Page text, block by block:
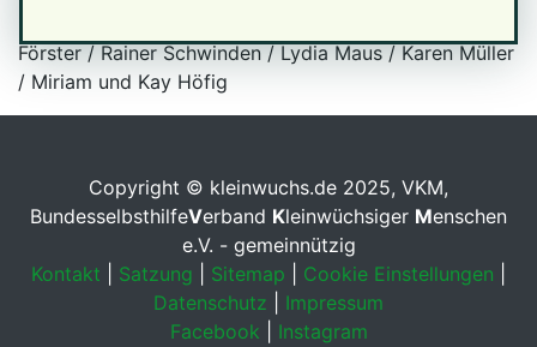
Förster / Rainer Schwinden / Lydia Maus / Karen Müller
/ Miriam und Kay Höfig
Copyright © kleinwuchs.de 2025, VKM,
BundesselbsthilfeVerband Kleinwüchsiger Menschen
e.V. - gemeinnützig
Kontakt
Satzung Sitemap Cookie Einstellungen
Datenschutz
Impressum
Facebook
Instagram